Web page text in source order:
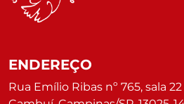
ENDEREÇO
Rua Emílio Ribas nº 765, sala 22